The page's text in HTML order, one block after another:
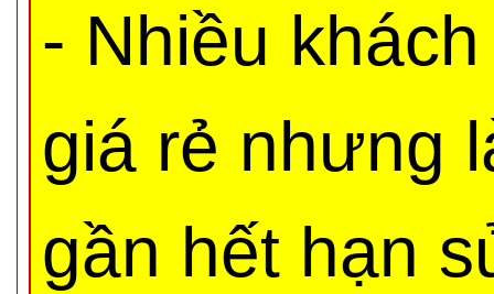
- Nhiều
giá rẻ nhưng
gần hết hạn